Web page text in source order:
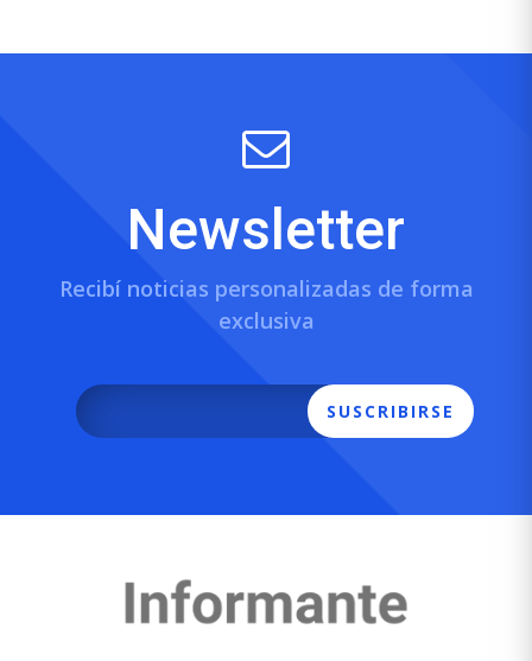
Newsletter
Recibí noticias personalizadas de forma
exclusiva
SUSCRIBIRSE